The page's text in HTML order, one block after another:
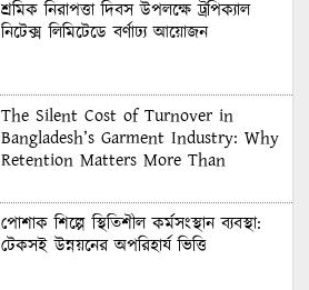
শ্রমিক নিরাপত্তা দিবস উপলক্ষে ট্রপিক্যাল
নিটেক্স লিমিটেডে বর্ণাঢ্য আয়োজন
The Silent Cost of Turnover in
Bangladesh’s Garment Industry: Why
Retention Matters More Than
পোশাক শিল্পে স্থিতিশীল কর্মসংস্থান ব্যবস্থা:
টেকসই উন্নয়নের অপরিহার্য ভিত্তি